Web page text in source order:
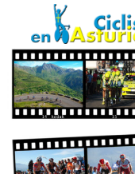
CICLISMO EN